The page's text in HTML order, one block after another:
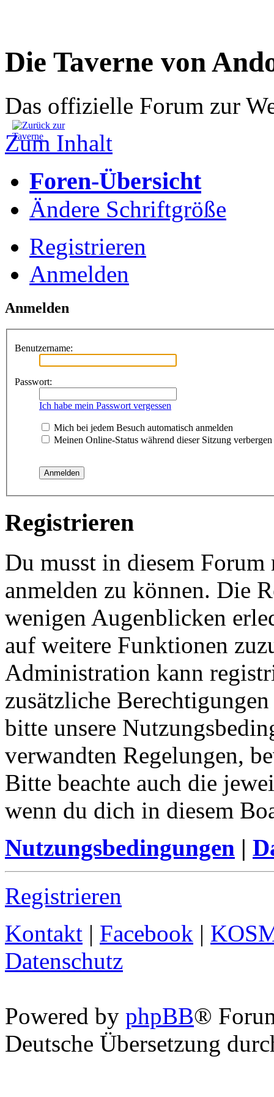
Die Taverne von
Das offizielle Forum zur
Zum Inhalt
Foren-Übersicht
Ändere Schriftgröße
Registrieren
Anmelden
Anmelden
Benutzername:
Passwort:
Ich habe mein Passwort vergessen
Mich bei jedem Besuch automatisch anmelden
Meinen Online-Status während dieser Sitzung verbergen
Registrieren
Du musst in diesem
anmelden zu können. Die
wenigen Augenblicken
auf weitere Funktionen
Administration kann
zusätzliche
bitte unsere
verwandten Regelungen,
Bitte beachte auch die
wenn du dich in diesem
Nutzungsbedingungen |
Registrieren
Kontakt | Facebook |
Datenschutz
Powered by phpBB®
Deutsche Übersetzung